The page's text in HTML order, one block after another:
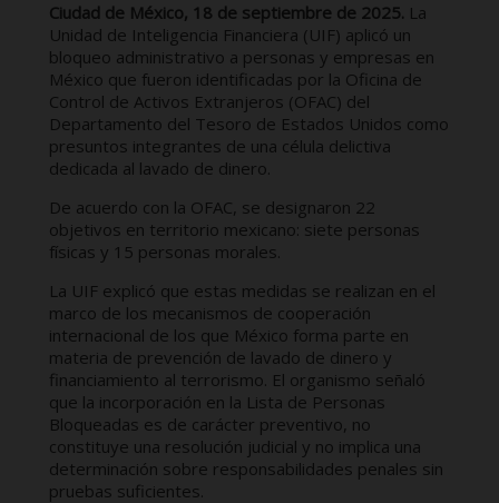
Ciudad de México, 18 de septiembre de 2025. La
Unidad de Inteligencia Financiera (UIF) aplicó un
bloqueo administrativo a personas y empresas en
México que fueron identificadas por la Oficina de
Control de Activos Extranjeros (OFAC) del
Departamento del Tesoro de Estados Unidos como
presuntos integrantes de una célula delictiva
dedicada al lavado de dinero.
De acuerdo con la OFAC, se designaron 22
objetivos en territorio mexicano: siete personas
físicas y 15 personas morales.
La UIF explicó que estas medidas se realizan en el
marco de los mecanismos de cooperación
internacional de los que México forma parte en
materia de prevención de lavado de dinero y
financiamiento al terrorismo. El organismo señaló
que la incorporación en la Lista de Personas
Bloqueadas es de carácter preventivo, no
constituye una resolución judicial y no implica una
determinación sobre responsabilidades penales sin
pruebas suficientes.